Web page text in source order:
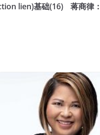
lien)基础(16)
蒋商律